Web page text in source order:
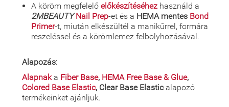
A köröm megfelelő előkészítéséhez használd a
2MBEAUTYNail Prep-et és a HEMA mentes Bond
Primer-t, miután elkészültél a manikűrrel, formára
reszeléssel és a körömlemez felbolyhozásával.
Alapozás:
Alapnaka Fiber Base, HEMA Free Base & Glue,
Colored Base Elastic, Clear Base Elasticalapozó
termékeinket ajánljuk.